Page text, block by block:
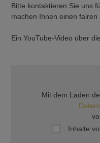
Bitte kontaktieren Sie uns
machen Ihnen einen fairen
Ein YouTube-Video über
Mit dem Laden
Inhalte